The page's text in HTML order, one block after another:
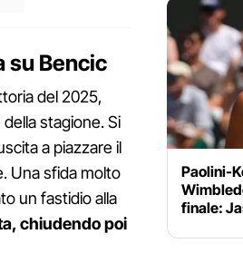
su Bencic
del 2025,
stagione. Si
a piazzare il
Una sfida molto
un fastidio alla
chiudendo poi
Paolini-
finale: